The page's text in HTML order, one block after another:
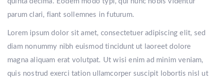
parum clari, fiant sollemnes in futurum.
Lorem ipsum dolor sit amet, consectetuer adipiscing elit, sed
diam nonummy nibh euismod tincidunt ut laoreet dolore
magna aliquam erat volutpat. Ut wisi enim ad minim veniam,
quis nostrud exerci tation ullamcorper suscipit lobortis nisl ut